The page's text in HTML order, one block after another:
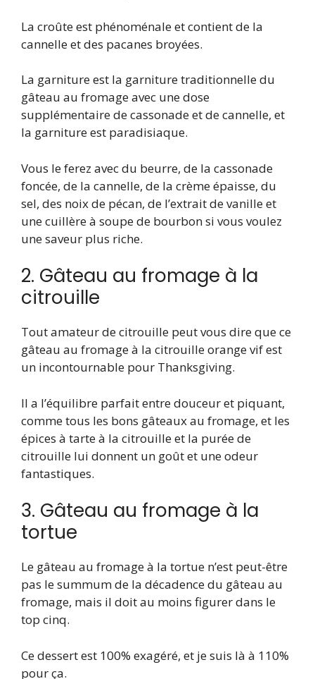
La croûte est phénoménale et contient de la
cannelle et des pacanes broyées.
La garniture est la garniture traditionnelle du
gâteau au fromage avec une dose
supplémentaire de cassonade et de cannelle, et
la garniture est paradisiaque.
Vous le ferez avec du beurre, de la cassonade
foncée, de la cannelle, de la crème épaisse, du
sel, des noix de pécan, de l’extrait de vanille et
une cuillère à soupe de bourbon si vous voulez
une saveur plus riche.
2. Gâteau au fromage à la
citrouille
Tout amateur de citrouille peut vous dire que ce
gâteau au fromage à la citrouille orange vif est
un incontournable pour Thanksgiving.
Il a l’équilibre parfait entre douceur et piquant,
comme tous les bons gâteaux au fromage, et les
épices à tarte à la citrouille et la purée de
citrouille lui donnent un goût et une odeur
fantastiques.
3. Gâteau au fromage à la
tortue
Le gâteau au fromage à la tortue n’est peut-être
pas le summum de la décadence du gâteau au
fromage, mais il doit au moins figurer dans le
top cinq.
Ce dessert est 100% exagéré, et je suis là à 110%
pour ça.